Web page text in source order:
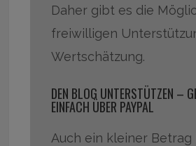
Daher gibt es die
freiwilligen
Wertschätzung.
DEN BLOG UNTERSTÜTZEN –
EINFACH ÜBER PAYPAL
Auch ein kleiner